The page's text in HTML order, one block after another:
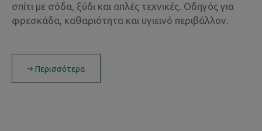
σπίτι με σόδα, ξύδι και απλές τεχνικές. Οδηγός για
φρεσκάδα, καθαριότητα και υγιεινό περιβάλλον.
Περισσότερα